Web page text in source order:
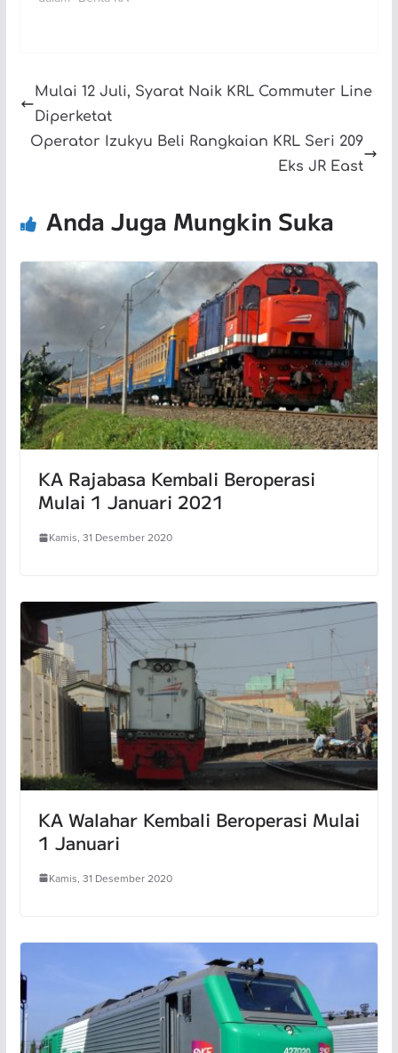
Mulai 12 Juli, Syarat Naik KRL Commuter Line
Diperketat
Operator Izukyu Beli Rangkaian KRL Seri 209
Eks JR East
Anda Juga Mungkin Suka
KA Rajabasa Kembali Beroperasi
Mulai 1 Januari 2021
Kamis, 31 Desember 2020
KA Walahar Kembali Beroperasi Mulai
1 Januari
Kamis, 31 Desember 2020